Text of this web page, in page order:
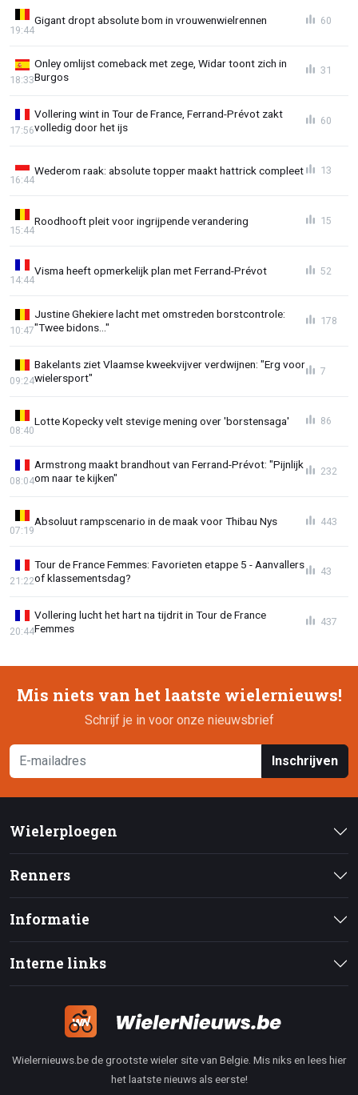
Gigant dropt absolute bom in vrouwenwielrennen
19:44
60
Onley omlijst comeback met zege, Widar toont zich in
Burgos
18:33
31
Vollering wint in Tour de France, Ferrand-Prévot zakt
volledig door het ijs
17:56
60
Wederom raak: absolute topper maakt hattrick compleet
16:44
13
Roodhooft pleit voor ingrijpende verandering
15:44
15
Visma heeft opmerkelijk plan met Ferrand-Prévot
14:44
52
Justine Ghekiere lacht met omstreden borstcontrole:
"Twee bidons..."
10:47
178
Bakelants ziet Vlaamse kweekvijver verdwijnen: "Erg voor
wielersport"
09:24
7
Lotte Kopecky velt stevige mening over 'borstensaga'
08:40
86
Armstrong maakt brandhout van Ferrand-Prévot: "Pijnlijk
om naar te kijken"
08:04
232
Absoluut rampscenario in de maak voor Thibau Nys
07:19
443
Tour de France Femmes: Favorieten etappe 5 - Aanvallers
of klassementsdag?
21:22
43
Vollering lucht het hart na tijdrit in Tour de France
Femmes
20:44
437
Mis niets van het laatste wielernieuws!
Schrijf je in voor onze nieuwsbrief
Inschrijven
Wielerploegen
Renners
Informatie
Interne links
Wielernieuws.be de grootste wieler site van Belgie. Mis niks en lees hier
het laatste nieuws als eerste!